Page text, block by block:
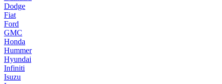
Dodge
Fiat
Ford
GMC
Honda
Hummer
Hyundai
Infiniti
Isuzu